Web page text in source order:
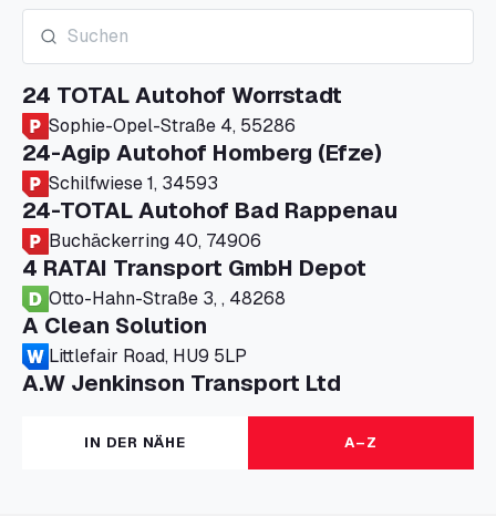
24 TOTAL Autohof Worrstadt
Sophie-Opel-Straße 4, 55286
24-Agip Autohof Homberg (Efze)
Schilfwiese 1, 34593
24-TOTAL Autohof Bad Rappenau
Buchäckerring 40, 74906
4 RATAI Transport GmbH Depot
Otto-Hahn-Straße 3, , 48268
A Clean Solution
Littlefair Road, HU9 5LP
A.W Jenkinson Transport Ltd
Progress House, ME11 5GA
A+G Nettetal - Depot Parking
Am Panneschopp 7, 41334
IN DER NÄHE A–Z